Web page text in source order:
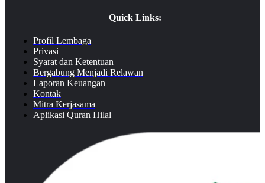
Quick Links:
Profil Lembaga
Privasi
Syarat dan Ketentuan
Bergabung Menjadi Relawan
Laporan Keuangan
Kontak
Mitra Kerjasama
Aplikasi Quran Hilal